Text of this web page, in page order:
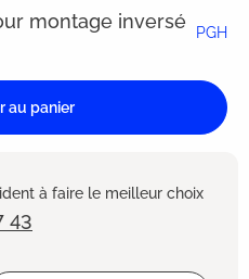
montage inversé
PGH
au panier
à faire le meilleur choix
43